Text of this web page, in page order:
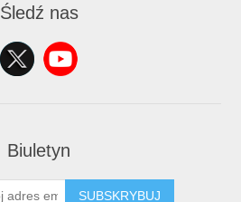
Śledź nas
Biuletyn
SUBSKRYBUJ